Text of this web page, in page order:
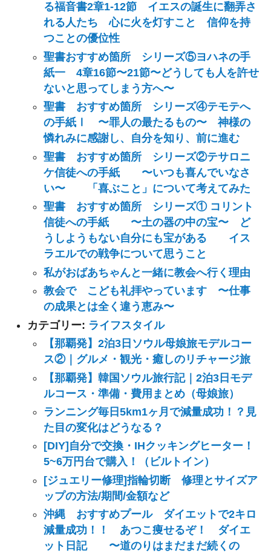
る福音書2章1-12節 イエスの誕生に翻弄さ
れる人たち 心に火を灯すこと 信仰を持
つことの優位性
聖書おすすめ箇所 シリーズ⑤ヨハネの手
紙一 4章16節〜21節〜どうしても人を許せ
ないと思ってしまう方へ〜
聖書 おすすめ箇所 シリーズ④テモテへ
の手紙Ⅰ 〜罪人の最たるもの〜 神様の
憐れみに感謝し、自分を知り、前に進む
聖書 おすすめ箇所 シリーズ②テサロニ
ケ信徒への手紙 〜いつも喜んでいなさ
い〜 「喜ぶこと」について考えてみた
聖書 おすすめ箇所 シリーズ① コリント
信徒への手紙 〜土の器の中の宝〜 ど
うしようもない自分にも宝がある イス
ラエルでの戦争について思うこと
私がおばあちゃんと一緒に教会へ行く理由
教会で こども礼拝やっています 〜仕事
の成果とは全く違う恵み〜
カテゴリー: ライフスタイル
【那覇発】2泊3日ソウル母娘旅モデルコー
ス②｜グルメ・観光・癒しのリチャージ旅
【那覇発】韓国ソウル旅行記｜2泊3日モデ
ルコース・準備・費用まとめ（母娘旅）
ランニング毎日5km1ヶ月で減量成功！？見
た目の変化はどうなる？
[DIY]自分で交換・IHクッキングヒーター！
5~6万円台で購入！（ビルトイン）
[ジュエリー修理]指輪切断 修理とサイズア
ップの方法/期間/金額など
沖縄 おすすめプール ダイエットで2キロ
減量成功！！ あつこ痩せるぞ！ ダイエ
ット日記 〜道のりはまだまだ続くの